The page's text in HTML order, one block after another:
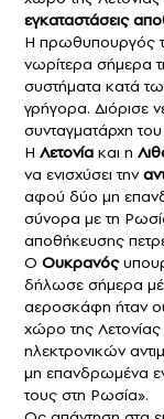
εγκαταστάσεις
Η πρωθυπουργός
νωρίτερα σήμερα
συστήματα κατά
γρήγορα. Διόρισε
συνταγματάρχη
Η Λετονία και η
να ενισχύσει την
αφού δύο μη
σύνορα με τη
αποθήκευσης
Ο Oυκρανός
δήλωσε σήμερα
αεροσκάφη ήταν
χώρο της
ηλεκτρονικών
μη επανδρωμένα
τους στη Ρωσία».